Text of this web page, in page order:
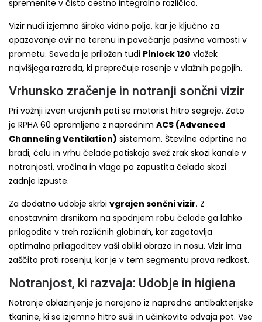
spremenite v čisto cestno integralno različico.
Vizir nudi izjemno široko vidno polje, kar je ključno za
opazovanje ovir na terenu in povečanje pasivne varnosti v
prometu. Seveda je priložen tudi Pinlock 120 vložek
najvišjega razreda, ki preprečuje rosenje v vlažnih pogojih.
Vrhunsko zračenje in notranji sončni vizir
Pri vožnji izven urejenih poti se motorist hitro segreje. Zato
je RPHA 60 opremljena z naprednim ACS (Advanced
Channeling Ventilation) sistemom. Številne odprtine na
bradi, čelu in vrhu čelade potiskajo svež zrak skozi kanale v
notranjosti, vročina in vlaga pa zapustita čelado skozi
zadnje izpuste.
Za dodatno udobje skrbi vgrajen sončni vizir. Z
enostavnim drsnikom na spodnjem robu čelade ga lahko
prilagodite v treh različnih globinah, kar zagotavlja
optimalno prilagoditev vaši obliki obraza in nosu. Vizir ima
zaščito proti rosenju, kar je v tem segmentu prava redkost.
Notranjost, ki razvaja: Udobje in higiena
Notranje oblazinjenje je narejeno iz napredne antibakterijske
tkanine, ki se izjemno hitro suši in učinkovito odvaja pot. Vse